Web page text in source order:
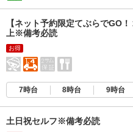
【ネット予約限定てぶらでGO
上※備考必読
お得
7時台 8時台 9時台
土日祝セルフ※備考必読